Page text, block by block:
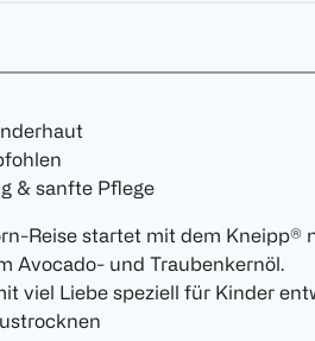
& sanfte Pflege
Reise startet mit dem
Avocado- und Traubenkernöl.
viel Liebe speziell für Kinder